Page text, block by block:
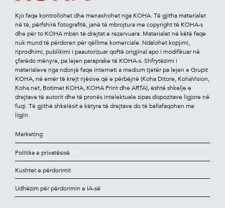
Kjo faqe kontrollohet dhe menaxhohet nga KOHA. Të gjitha materialet
në të, përfshirë fotograﬁtë, janë të mbrojtura me copyright të KOHA-s
dhe për to KOHA mban të drejtat e rezervuara. Materialet në këtë faqe
nuk mund të përdoren për qëllime komerciale. Ndalohet kopjimi,
riprodhimi, publikimi i paautorizuar qoftë origjinal apo i modiﬁkuar në
çfarëdo mënyre, pa lejen paraprake të KOHA-s. Shfrytëzimi i
materialeve nga ndonjë faqe interneti a medium tjetër pa lejen e Grupit
KOHA, në emër të krejt njësive që e përbëjnë (Koha Ditore, KohaVision,
Koha.net, Botimet KOHA, KOHA Print dhe ARTA), është shkelje e
drejtave të autorit dhe të pronës intelektuale sipas dispozitave ligjore në
fuqi. Të gjithë shkelësit e këtyre të drejtave do të ballafaqohen me
ligjin.
Marketing
Politika e privatësisë
Kushtet e përdorimit
Udhëzim për përdorimin e IA-së